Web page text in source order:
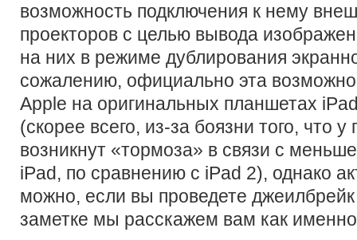
возможность подключения к нему
проекторов с целью вывода
на них в режиме дублирования
сожалению, официально эта
Apple на оригинальных планшетах
(скорее всего, из-за боязни того, что у
возникнут «тормоза» в связи с
iPad, по сравнению с iPad 2), однако
можно, если вы проведете
заметке мы расскажем вам как именно